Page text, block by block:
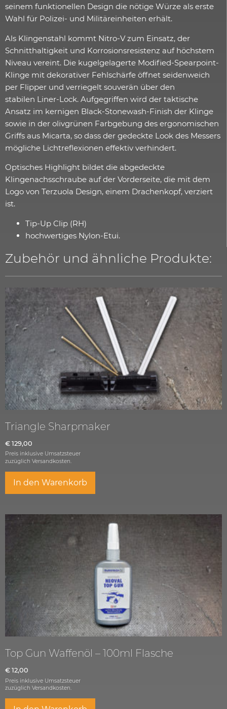
seinem funktionellen Design die nötige Würze als erste
Wahl für Polizei- und Militäreinheiten erhält.
Als Klingenstahl kommt Nitro-V zum Einsatz, der
Schnitthaltigkeit und Korrosionsresistenz auf höchstem
Niveau vereint. Die kugelgelagerte Modified-Spearpoint-
Klinge mit dekorativer Fehlschärfe öffnet seidenweich
per Flipper und verriegelt souverän über den
stabilen Liner-Lock. Aufgegriffen wird der taktische
Ansatz im kernigen Black-Stonewash-Finish der Klinge
sowie in der olivgrünen Farbgebung des ergonomischen
Griffs aus Micarta, so dass der gedeckte Look des Messers
mögliche Lichtreflexionen effektiv verhindert.
Optisches Highlight bildet die abgedeckte
Klingenachsschraube auf der Vorderseite, die mit dem
Logo von Terzuola Design, einem Drachenkopf, verziert
ist.
Tip-Up Clip (RH)
hochwertiges Nylon-Etui.
Zubehör und ähnliche Produkte:
Triangle Sharpmaker
€ 129,00
Preis inklusive Umsatzsteuer
zuzüglich Versandkosten.
In den Warenkorb
Top Gun Waffenöl – 100ml Flasche
€ 12,00
Preis inklusive Umsatzsteuer
zuzüglich Versandkosten.